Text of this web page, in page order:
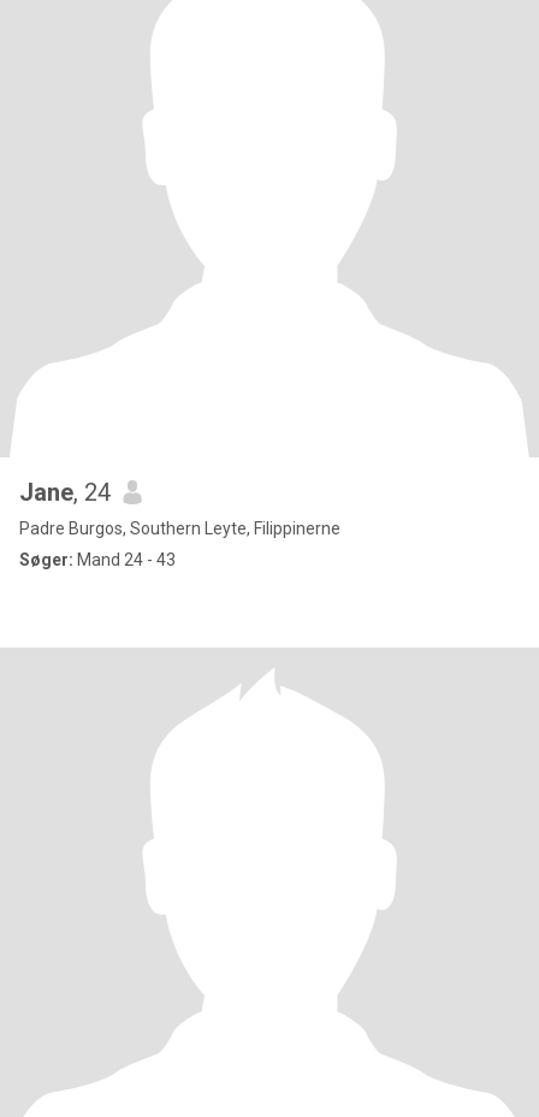
Jane, 24
Padre Burgos, Southern Leyte, Filippinerne
Søger: Mand 24 - 43